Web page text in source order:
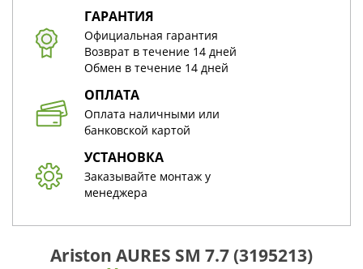
ГАРАНТИЯ
Официальная гарантия
Возврат в течение 14 дней
Обмен в течение 14 дней
ОПЛАТА
Оплата наличными или
банковской картой
УСТАНОВКА
Заказывайте монтаж у
менеджера
Ariston AURES SM 7.7 (3195213)